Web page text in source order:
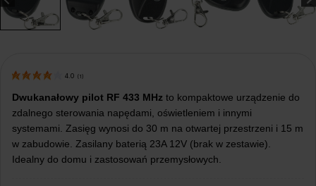
4.0 (1)
Dwukanałowy pilot RF 433 MHz to kompaktowe urządzenie do
zdalnego sterowania napędami, oświetleniem i innymi
systemami. Zasięg wynosi do 30 m na otwartej przestrzeni i 15 m
w zabudowie. Zasilany baterią 23A 12V (brak w zestawie).
Idealny do domu i zastosowań przemysłowych.